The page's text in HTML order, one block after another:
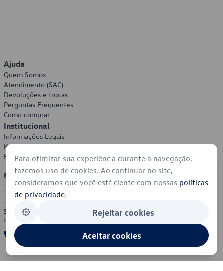
Ajuda
Quem Somos
Atendimento (SAC)
Devoluções e trocas
Perguntas Frequentes
Como comprar
Institucional
Informações Legais
Política de Privacidade
Política de Cookies
Formas de Pagamento
Segurança
Para otimizar sua experiência durante a navegação,
fazemos uso de cookies. Ao continuar no site,
consideramos que você está ciente com nossas políticas
de privacidade.
Rejeitar cookies
Aceitar cookies